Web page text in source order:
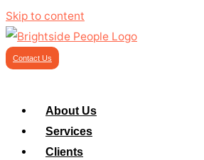
Skip to content
Contact Us
About Us
Services
Clients